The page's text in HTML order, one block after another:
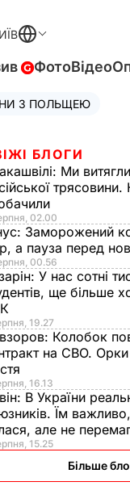
ФотоВідео
З ПОЛЬЩЕЮ
БЛОГИ
Ми
02.00
Заморожений
а пауза перед
00.56
У нас сотні
ще більше
19.27
Колобок
на СВО.
16.13
В України
Їм
але не
15.25
Більше